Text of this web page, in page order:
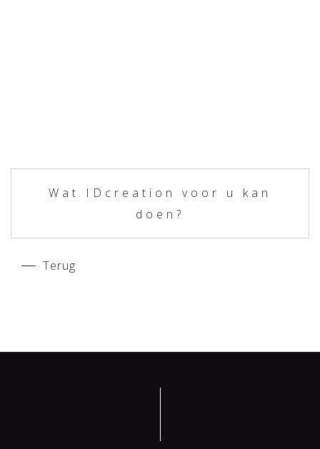
Wat IDcreation voor u kan
doen?
Terug